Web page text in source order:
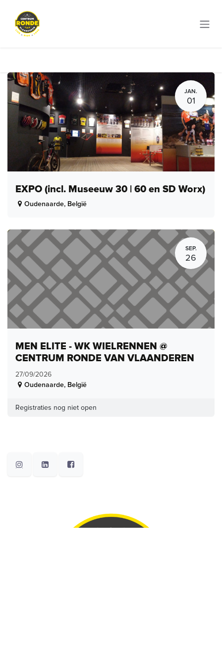
JAN.
01
EXPO (incl. Museeuw 30 | 60 en SD Worx)
Oudenaarde, België
SEP.
26
MEN ELITE - WK WIELRENNEN @
CENTRUM RONDE VAN VLAANDEREN
27/09/2026
Oudenaarde, België
Registraties nog niet open